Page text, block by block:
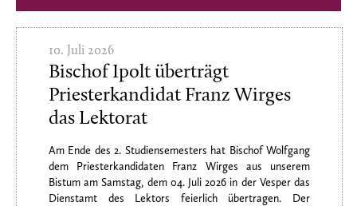
10. Juli 2026
Bischof Ipolt überträgt
Priesterkandidat Franz Wirges
das Lektorat
Am Ende des 2. Studiensemesters hat Bischof Wolfgang
dem Priesterkandidaten Franz Wirges aus unserem
Bistum am Samstag, dem 04. Juli 2026 in der Vesper das
Dienstamt des Lektors feierlich übertragen. Der